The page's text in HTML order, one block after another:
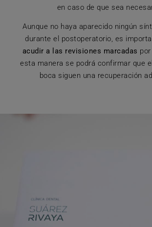
en caso de que sea
Aunque no haya aparecido ningún
durante el postoperatorio, es
acudir a las revisiones marcadas
esta manera se podrá confirmar que
boca siguen una recuperación